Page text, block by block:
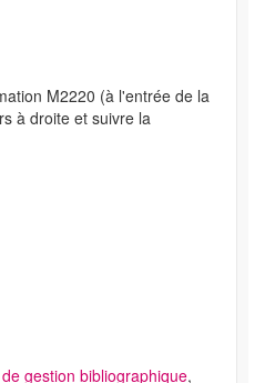
M2220 (à l'entrée de la
à droite et suivre la
gestion bibliographique,